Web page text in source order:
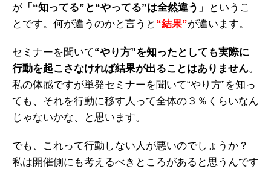
が 「“知ってる”と“やってる”は全然違う」
というこ
とです。何が違うのかと言うと “結果”が違います。
セミナーを聞いて“やり方”を知ったとしても実際に
行動を起こさなければ結果が出ることはありません。
私の体感ですが単発セミナーを聞いて“やり方”を知っ
ても、それを行動に移す人って全体の３％くらいなん
じゃないかな、と思います。
でも、これって行動しない人が悪いのでしょうか？
私は開催側にも考えるべきところがあると思うんです